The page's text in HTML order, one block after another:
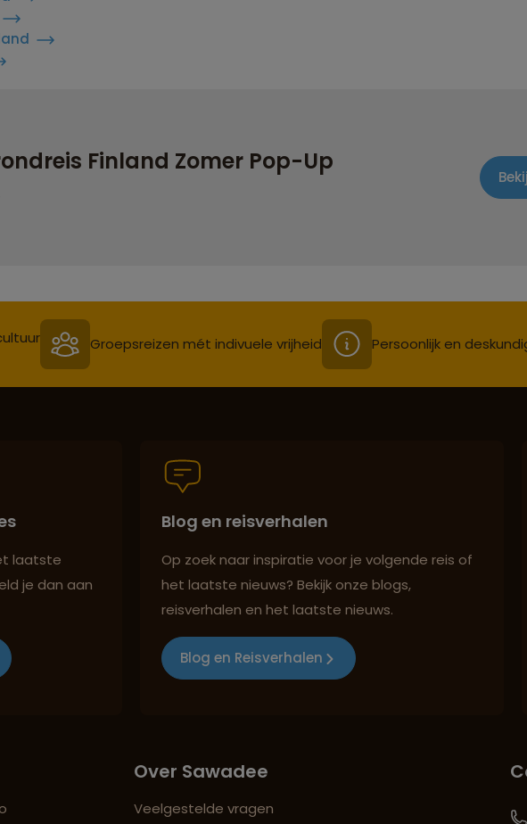
Finland Zomer Pop-Up
Groepsreizen mét indivuele vrijheid Persoonlijk en
laatste
je dan aan
Blog en reisverhalen
Op zoek naar inspiratie voor je volgende reis of
het laatste nieuws? Bekijk onze blogs,
reisverhalen en het laatste nieuws.
Blog en Reisverhalen
Over Sawadee
Veelgestelde vragen